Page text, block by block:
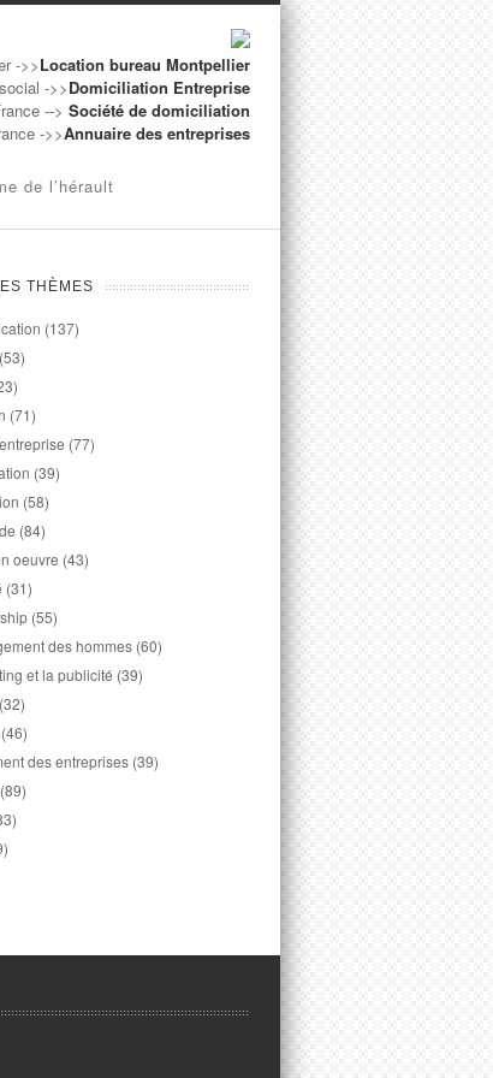
->>Location bureau Montpellier
->>Domiciliation Entreprise
--> Société de domiciliation
->>Annuaire des entreprises
de l’hérault
THÈMES
(137)
(53)
(71)
(77)
(39)
(58)
(84)
oeuvre (43)
(31)
(55)
des hommes (60)
et la publicité (39)
(32)
(46)
des entreprises (39)
(89)